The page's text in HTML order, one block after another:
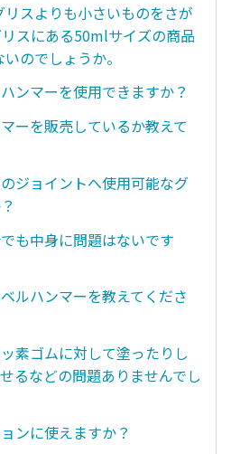
スよりも小さいものをさが
スにある50mlサイズの商品
のでしょうか。
ンマーを使用できますか？
ーを販売しているか教えて
ジョイントへ使用可能なグ
も中身に問題はないです
ルハンマーを教えてくださ
素ゴムに対して塗ったりし
るなどの問題ありませんでし
ンに使えますか？